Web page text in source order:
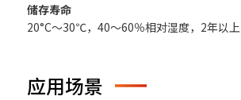
储存寿命
20°C～30℃，40～60％相对湿度，2年以上
应用场景